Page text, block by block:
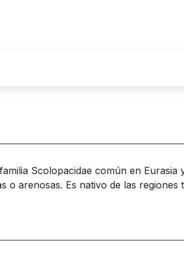
Scolopacidae común en Eurasia
arenosas. Es nativo de las regiones